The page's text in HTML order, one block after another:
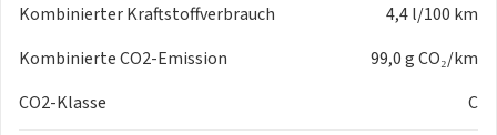
Kombinierter Kraftstoffverbrauch
4,4 l/100 km
Kombinierte CO2-Emission
99,0 g CO₂/km
CO2-Klasse
C